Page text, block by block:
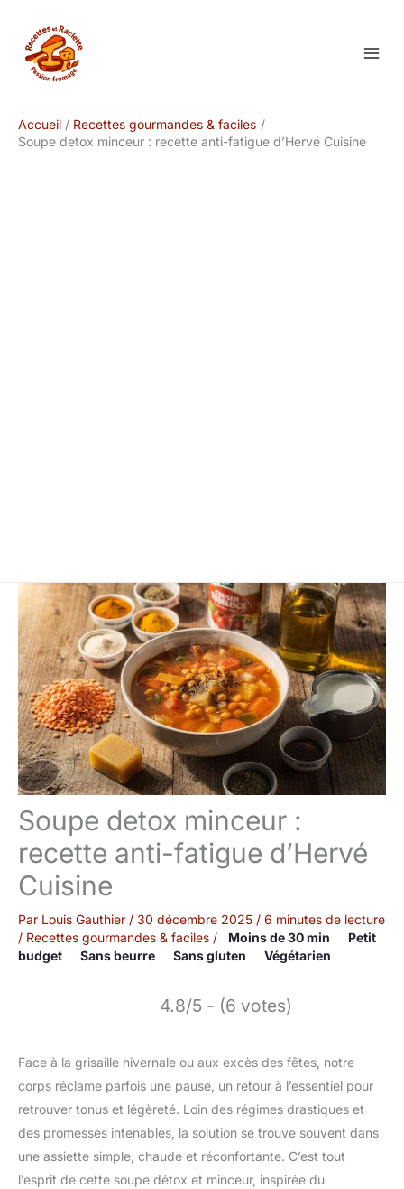
contenu
Accueil
Recettes gourmandes & faciles
Soupe detox minceur : recette anti-fatigue d’Hervé Cuisine
Soupe detox minceur :
recette anti-fatigue d’Hervé
Cuisine
Par Louis Gauthier / 30 décembre 2025 / 6 minutes de lecture
/ Recettes gourmandes & faciles / Moins de 30 min
Petit
budget
Sans beurre Sans gluten Végétarien
4.8/5 - (6 votes)
Face à la grisaille hivernale ou aux excès des fêtes, notre
corps réclame parfois une pause, un retour à l’essentiel pour
retrouver tonus et légèreté. Loin des régimes drastiques et
des promesses intenables, la solution se trouve souvent dans
une assiette simple, chaude et réconfortante. C’est tout
l’esprit de cette soupe détox et minceur, inspirée du